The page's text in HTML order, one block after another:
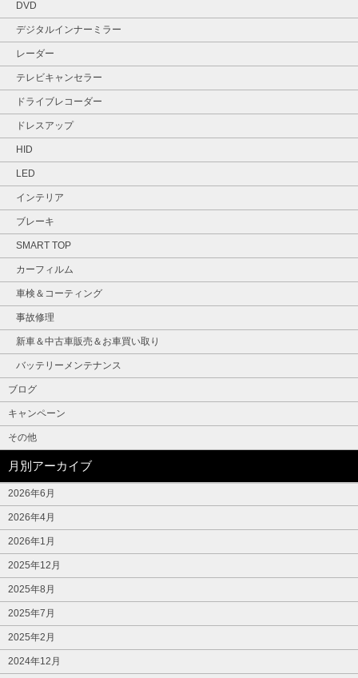
DVD
デジタルインナーミラー
レーダー
テレビキャンセラー
ドライブレコーダー
ドレスアップ
HID
LED
インテリア
ブレーキ
SMART TOP
カーフィルム
車検＆コーティング
事故修理
新車＆中古車販売＆お車買い取り
バッテリーメンテナンス
ブログ
キャンペーン
その他
月別アーカイブ
2026年6月
2026年4月
2026年1月
2025年12月
2025年8月
2025年7月
2025年2月
2024年12月